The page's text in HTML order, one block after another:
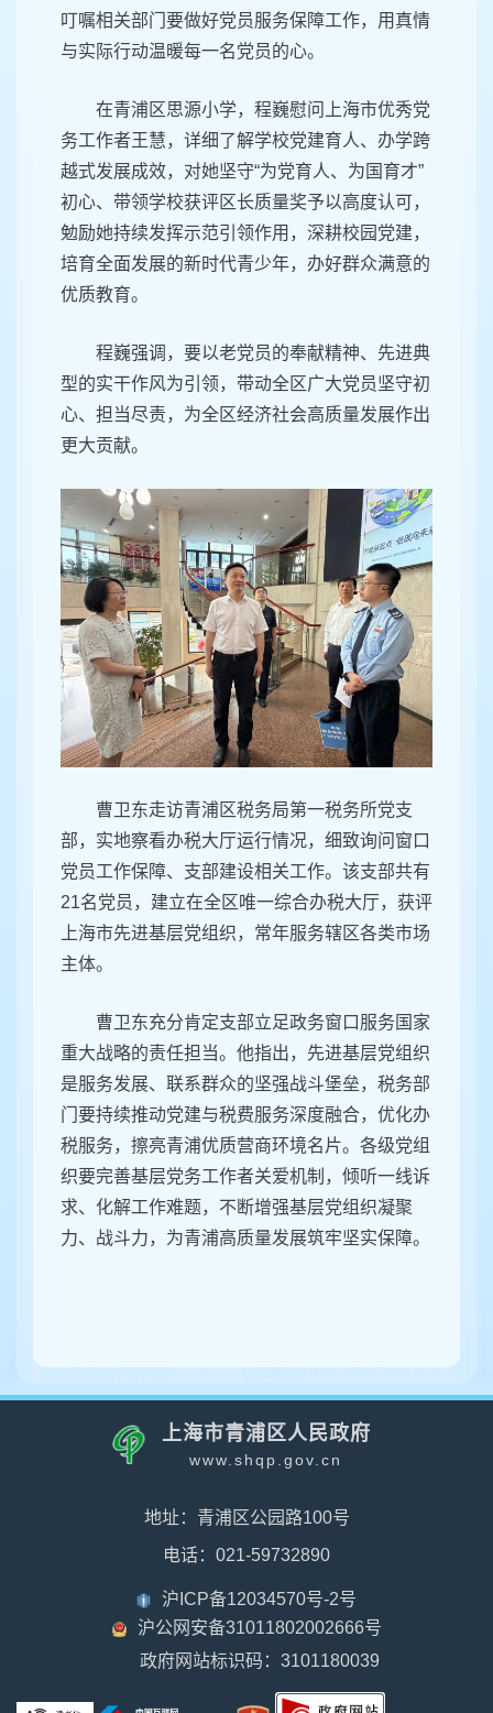
叮嘱相关部门要做好党员服务保障工作，用真情
与实际行动温暖每一名党员的心。
在青浦区思源小学，程巍慰问上海市优秀党
务工作者王慧，详细了解学校党建育人、办学跨
越式发展成效，对她坚守“为党育人、为国育才”
初心、带领学校获评区长质量奖予以高度认可，
勉励她持续发挥示范引领作用，深耕校园党建，
培育全面发展的新时代青少年，办好群众满意的
优质教育。
程巍强调，要以老党员的奉献精神、先进典
型的实干作风为引领，带动全区广大党员坚守初
心、担当尽责，为全区经济社会高质量发展作出
更大贡献。
曹卫东走访青浦区税务局第一税务所党支
部，实地察看办税大厅运行情况，细致询问窗口
党员工作保障、支部建设相关工作。该支部共有
21名党员，建立在全区唯一综合办税大厅，获评
上海市先进基层党组织，常年服务辖区各类市场
主体。
曹卫东充分肯定支部立足政务窗口服务国家
重大战略的责任担当。他指出，先进基层党组织
是服务发展、联系群众的坚强战斗堡垒，税务部
门要持续推动党建与税费服务深度融合，优化办
税服务，擦亮青浦优质营商环境名片。各级党组
织要完善基层党务工作者关爱机制，倾听一线诉
求、化解工作难题，不断增强基层党组织凝聚
力、战斗力，为青浦高质量发展筑牢坚实保障。
上海市青浦区人民政府
www.shqp.gov.cn
地址：青浦区公园路100号
电话：021-59732890
沪ICP备12034570号-2号
沪公网安备31011802002666号
政府网站标识码：3101180039